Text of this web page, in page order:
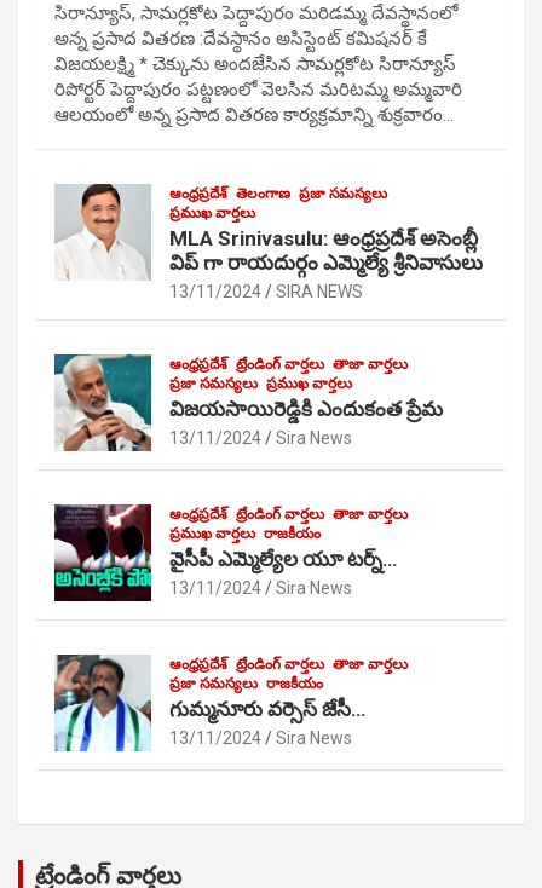
సిరాన్యూస్, సామర్లకోట పెద్దాపురం మరిడమ్మ దేవస్థానంలో
అన్న ప్రసాద వితరణ :దేవస్థానం అసిస్టెంట్ కమిషనర్ కే
విజయలక్ష్మి * చెక్కును అందజేసిన సామర్లకోట సిరాన్యూస్
రిపోర్టర్ పెద్దాపురం పట్టణంలో వెలసిన మరిటమ్మ అమ్మవారి
ఆలయంలో అన్న ప్రసాద వితరణ కార్యక్రమాన్ని శుక్రవారం…
ఆంధ్రప్రదేశ్ తెలంగాణ ప్రజా సమస్యలు
ప్రముఖ వార్తలు
MLA Srinivasulu: ఆంధ్రప్రదేశ్ అసెంబ్లీ
విప్ గా రాయదుర్గం ఎమ్మెల్యే శ్రీనివాసులు
13/11/2024 SIRA NEWS
ఆంధ్రప్రదేశ్ ట్రేండింగ్ వార్తలు తాజా వార్తలు
ప్రజా సమస్యలు ప్రముఖ వార్తలు
విజయసాయిరెడ్డికి ఎందుకంత ప్రేమ
13/11/2024 Sira News
ఆంధ్రప్రదేశ్ ట్రేండింగ్ వార్తలు తాజా వార్తలు
ప్రముఖ వార్తలు రాజకీయం
వైసీపీ ఎమ్మెల్యేల యూ టర్న్…
13/11/2024 Sira News
ఆంధ్రప్రదేశ్ ట్రేండింగ్ వార్తలు తాజా వార్తలు
ప్రజా సమస్యలు రాజకీయం
గుమ్మనూరు వర్సెస్ జేసీ…
13/11/2024 Sira News
ట్రేండింగ్ వార్తలు